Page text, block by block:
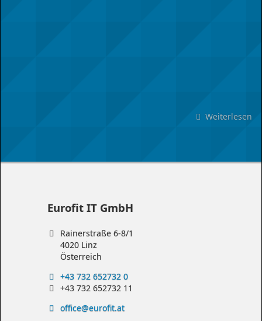
Weiterlesen
Eurofit IT GmbH
Rainerstraße 6-8/1
4020 Linz
Österreich
+43 732 652732 0
+43 732 652732 11
office@eurofit.at